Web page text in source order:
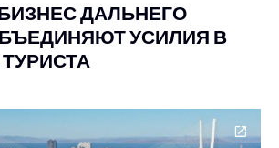
ДАЛЬНЕГО
УСИЛИЯ В